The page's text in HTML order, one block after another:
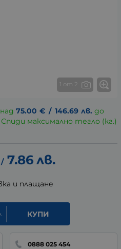
1 от 2
75.00 € / 146.69 лв. до
максимално тегло (кг.)
/ 7.86 лв.
и плащане
КУПИ
0888 025 454